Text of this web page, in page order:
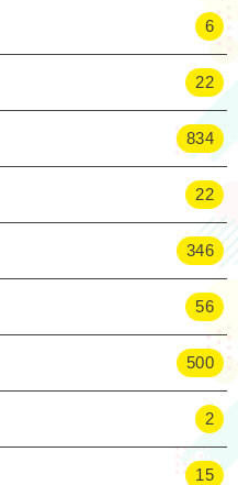
6
22
834
22
346
56
500
2
15